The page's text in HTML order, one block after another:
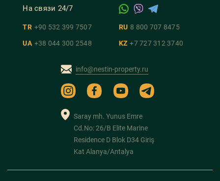
На связи 24/7
TR +90 532 399 7507 RU 8 800 707 8475
UA +38 044 300 2548 KZ +7 727 312 3740
info@nestin-property.ru
Saray mh. Yunus Emre
Cd.No: 26/B Elite Marine
Residence D Blok D34 Giriş
Kat Alanya/Antalya